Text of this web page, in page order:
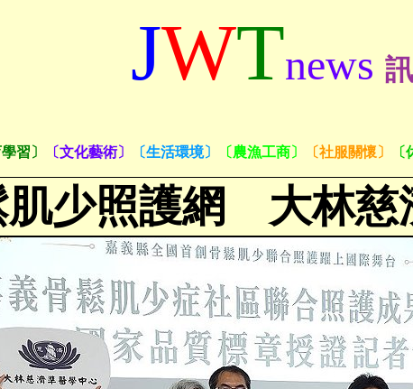
JWTnews
習〕 〔文化藝術〕 〔生活環境〕 〔農漁工商〕 〔社服關懷〕
肌少照護網 大林慈